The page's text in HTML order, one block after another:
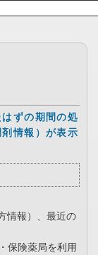
ずの期間の処
情報）が表示
情報）、最近の
保険薬局を利用